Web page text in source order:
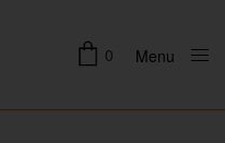
0 Menu